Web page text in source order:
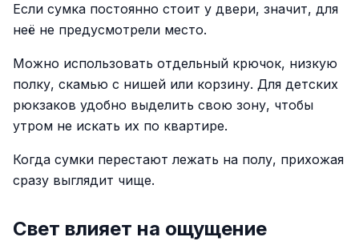
Если сумка постоянно стоит у двери, значит, для
неё не предусмотрели место.
Можно использовать отдельный крючок, низкую
полку, скамью с нишей или корзину. Для детских
рюкзаков удобно выделить свою зону, чтобы
утром не искать их по квартире.
Когда сумки перестают лежать на полу, прихожая
сразу выглядит чище.
Свет влияет на ощущение